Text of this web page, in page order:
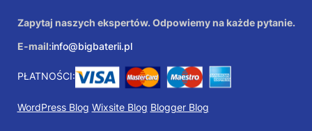
Zapytaj naszych ekspertów. Odpowiemy na każde pytanie.
E-mail:info@bigbaterii.pl
PŁATNOŚCI:
WordPress Blog Wixsite Blog Blogger Blog